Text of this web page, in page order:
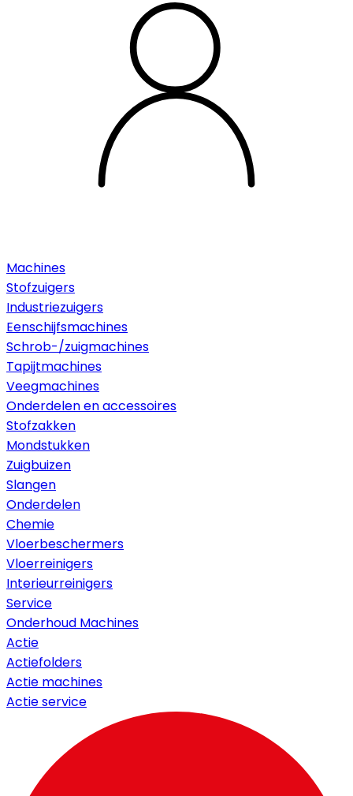
Machines
Stofzuigers
Industriezuigers
Eenschijfsmachines
Schrob-/zuigmachines
Tapijtmachines
Veegmachines
Onderdelen en accessoires
Stofzakken
Mondstukken
Zuigbuizen
Slangen
Onderdelen
Chemie
Vloerbeschermers
Vloerreinigers
Interieurreinigers
Service
Onderhoud Machines
Actie
Actiefolders
Actie machines
Actie service